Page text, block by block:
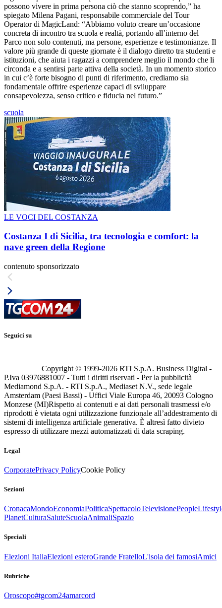
possono vivere in prima persona ciò che stanno scoprendo,” ha
spiegato Milena Pagani, responsabile commerciale del Tour
Operator di MagicLand: “Abbiamo voluto creare un’occasione
concreta di incontro tra scuola e realtà, portando all’interno del
Parco non solo contenuti, ma persone, esperienze e testimonianze. Il
valore più grande di queste giornate è il dialogo diretto tra studenti e
istituzioni, che aiuta i ragazzi a comprendere meglio il mondo che li
circonda e a sentirsi parte attiva della società. In un momento storico
in cui c’è forte bisogno di punti di riferimento, crediamo sia
fondamentale offrire esperienze capaci di sviluppare
consapevolezza, senso critico e fiducia nel futuro.”
scuola
LE VOCI DEL COSTANZA
Costanza I di Sicilia, tra tecnologia e comfort: la
nave green della Regione
contenuto sponsorizzato
Seguici su
Copyright © 1999-2026 RTI S.p.A. Business Digital -
P.Iva 03976881007 - Tutti i diritti riservati - Per la pubblicità
Mediamond S.p.A. - RTI S.p.A., Mediaset N.V., sede legale
Amsterdam (Paesi Bassi) - Uffici Viale Europa 46, 20093 Cologno
Monzese (MI)Rispetto ai contenuti e ai dati personali trasmessi e/o
riprodotti è vietata ogni utilizzazione funzionale all’addestramento di
sistemi di intelligenza artificiale generativa. È altresì fatto divieto
espresso di utilizzare mezzi automatizzati di data scraping.
Legal
CorporatePrivacy PolicyCookie Policy
Sezioni
CronacaMondoEconomiaPoliticaSpettacoloTelevisionePeople
PlanetCulturaSaluteScuolaAnimaliSpazio
Speciali
Elezioni ItaliaElezioni esteroGrande FratelloL'isola dei famosiAmici
Rubriche
Oroscopo#tgcom24amarcord